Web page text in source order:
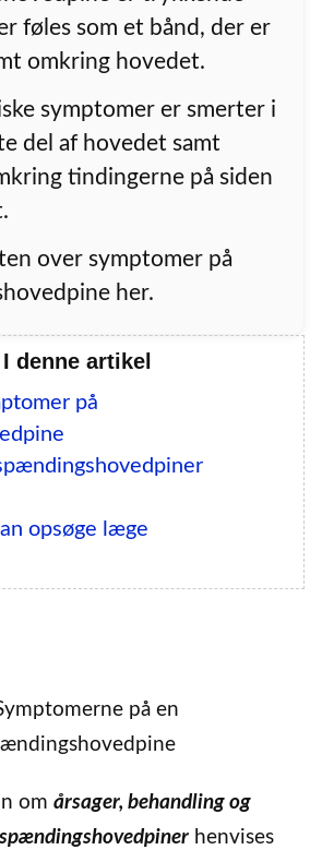
føles som et bånd, der er
omkring hovedet.
symptomer er smerter i
del af hovedet samt
tindingerne på siden
over symptomer på
her.
I denne artikel
på
opsøge læge
om årsager, behandling og
henvises